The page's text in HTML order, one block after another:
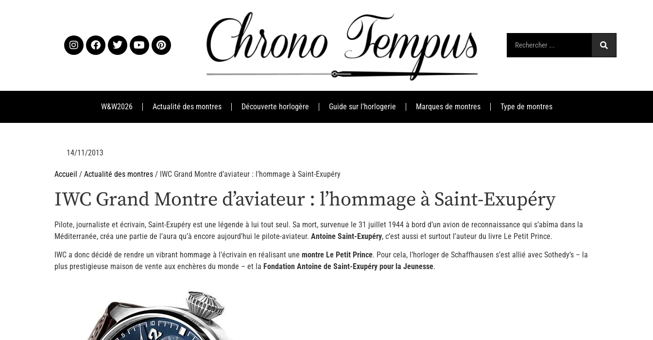
W&W2026 Actualité des montres Découverte horlogère Guide sur l’horlogerie Marques de montres Type de montres
14/11/2013
Accueil / Actualité des montres / IWC Grand Montre d’aviateur : l’hommage à Saint-Exupéry
IWC Grand Montre d’aviateur : l’hommage à Saint-Exupéry
Pilote, journaliste et écrivain, Saint-Exupéry est une légende à lui tout seul. Sa mort, survenue le 31 juillet 1944 à bord d’un avion de reconnaissance qui s’abîma dans la
Méditerranée, créa une partie de l’aura qu’à encore aujourd’hui le pilote-aviateur. Antoine Saint-Exupéry, c’est aussi et surtout l’auteur du livre Le Petit Prince.
IWC a donc décidé de rendre un vibrant hommage à l’écrivain en réalisant une montre Le Petit Prince. Pour cela, l’horloger de Schaffhausen s’est allié avec Sothedy’s – la
plus prestigieuse maison de vente aux enchères du monde – et la Fondation Antoine de Saint-Exupéry pour la Jeunesse.